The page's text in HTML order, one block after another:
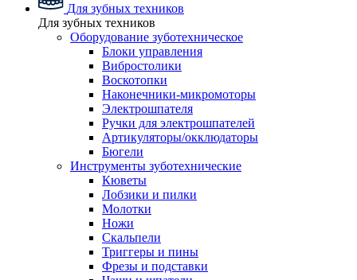
Для зубных техников
Для зубных техников
Оборудование зуботехническое
Блоки управления
Вибростолики
Воскотопки
Наконечники-микромоторы
Электрошпателя
Ручки для электрошпателей
Артикуляторы/окклюдаторы
Бюгели
Инструменты зуботехнические
Кюветы
Лобзики и пилки
Молотки
Ножи
Скальпели
Триггеры и пины
Фрезы и подставки